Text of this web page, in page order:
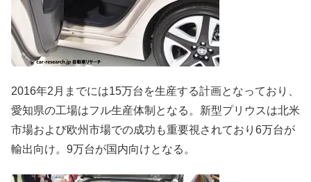
2016年2月までには15万台を生産する計画となっており、
愛知県の工場はフル生産体制となる。新型プリウスは北米
市場および欧州市場での成功も重要視されており6万台が
輸出向け。9万台が国内向けとなる。